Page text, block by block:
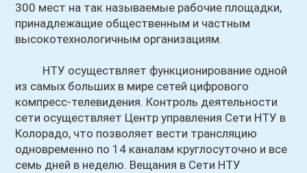
300 мест на так называемые рабочие площадки,
принадлежащие общественным и частным
высокотехнологичным организациям.
НТУ осуществляет функционирование одной
из самых больших в мире сетей цифрового
компресс-телевидения. Контроль деятельности
сети осуществляет Центр управления Сети НТУ в
Колорадо, что позволяет вести трансляцию
одновременно по 14 каналам круглосуточно и все
семь дней в неделю. Вещания в Сети НТУ